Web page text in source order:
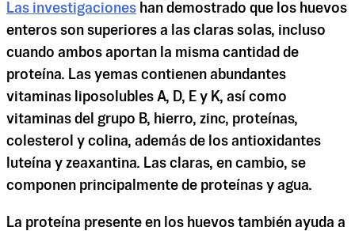
Las investigaciones han demostrado que los huevos
enteros son superiores a las claras solas, incluso
cuando ambos aportan la misma cantidad de
proteína. Las yemas contienen abundantes
vitaminas liposolubles A, D, E y K, así como
vitaminas del grupo B, hierro, zinc, proteínas,
colesterol y colina, además de los antioxidantes
luteína y zeaxantina. Las claras, en cambio, se
componen principalmente de proteínas y agua.
La proteína presente en los huevos también ayuda a